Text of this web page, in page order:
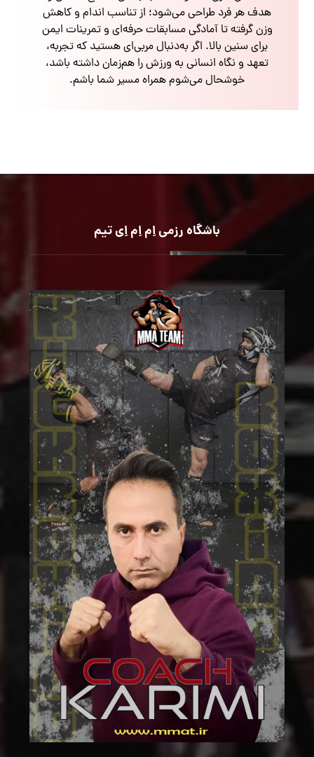
هدف هر فرد طراحی می‌شود؛ از تناسب اندام و کاهش
وزن گرفته تا آمادگی مسابقات حرفه‌ای و تمرینات ایمن
برای سنین بالا. اگر به‌دنبال مربی‌ای هستید که تجربه،
تعهد و نگاه انسانی به ورزش را هم‌زمان داشته باشد،
خوشحال می‌شوم همراه مسیر شما باشم.
باشگاه رزمی اِم اِم اِی تیم